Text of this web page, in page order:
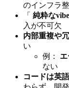
のインフラ
「 純粋な
入が不可欠
内部重複や
い
例：
ない
コードは英